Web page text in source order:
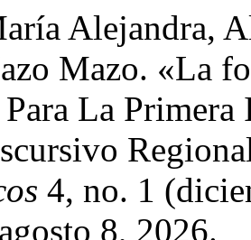
Alejandra,
Mazo. «La
La
4, no. 1
8, 2026.